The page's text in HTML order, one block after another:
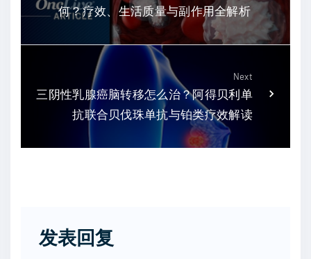
何？疗效、生活质量与副作用全解析
Next
三阴性乳腺癌脑转移怎么治？阿得贝利单
抗联合贝伐珠单抗与铂类疗效解读
发表回复